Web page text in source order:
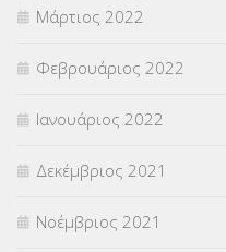
Μάρτιος 2022
Φεβρουάριος 2022
Ιανουάριος 2022
Δεκέμβριος 2021
Νοέμβριος 2021